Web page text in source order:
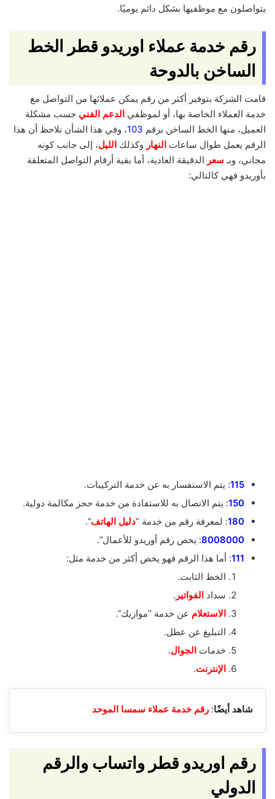
يتواصلون مع موظفيها بشكل دائم يوميًا.
رقم خدمة عملاء اوريدو قطر الخط
الساخن بالدوحة
قامت الشركة بتوفير أكثر من رقم يمكن عملائها من التواصل مع
خدمة العملاء الخاصة بها، أو لموظفي الدعم الفني حسب مشكلة
العميل، منها الخط الساخن برقم 103، وفي هذا الشأن نلاحظ أن هذا
الرقم يعمل طوال ساعات النهار وكذلك الليل، إلى جانب كونه
مجاني، وبـ سعر الدقيقة العادية، أما بقية أرقام التواصل المتعلقة
بأوريدو فهي كالتالي:
115: يتم الاستفسار به عن خدمة التركيبات.
150: يتم الاتصال به للاستفادة من خدمة حجز مكالمة دولية.
180: لمعرفة رقم من خدمة “دليل الهاتف“.
8008000: يخص رقم أوريدو للأعمال”.
111: أما هذا الرقم فهو يخص أكثر من خدمة مثل:
الخط الثابت.
سداد الفواتير .
الاستعلام عن خدمة “موازيك”.
التبليغ عن عطل.
خدمات الجوال.
الإنترنت.
شاهد أيضًا: رقم خدمة عملاء سمسا الموحد
رقم اوريدو قطر واتساب والرقم
الدولي